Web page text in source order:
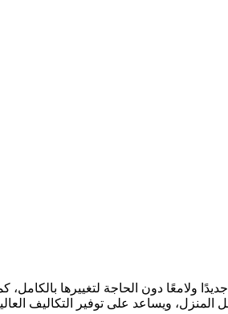
ولامعًا دون الحاجة لتغييرها
ويساعد على توفير التكاليف